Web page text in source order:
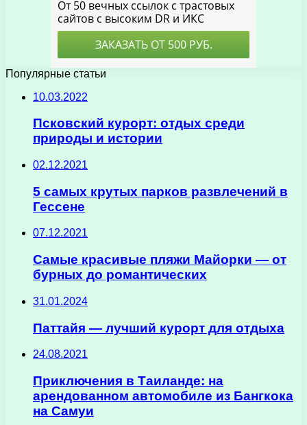
Популярные статьи
10.03.2022
Псковский курорт: отдых среди
природы и истории
02.12.2021
5 самых крутых парков развлечений в
Гессене
07.12.2021
Самые красивые пляжи Майорки — от
бурных до романтических
31.01.2024
Паттайя — лучший курорт для отдыха
24.08.2021
Приключения в Таиланде: на
арендованном автомобиле из Бангкока
на Самуи